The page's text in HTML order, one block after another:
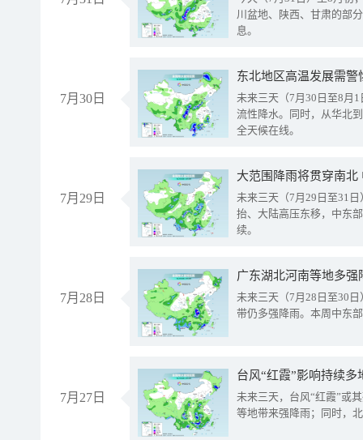
川盆地、陕西、甘肃的部
息。
7月30日
东北地区高温发展需
未来三天（7月30日至8月
流性降水。同时，从华北
全天候在线。
7月29日
大范围降雨将贯穿南
未来三天（7月29日至31
抬、大陆高压东移，中东
续。
7月28日
广东湖北河南等地多
未来三天（7月28日至30
带仍多强降雨。本周中东
7月27日
台风“红霞”影响持续
未来三天，台风“红霞”或
等地带来强降雨；同时，